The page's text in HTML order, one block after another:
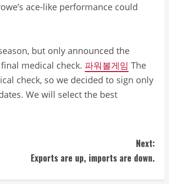
ace-like performance could
but only announced the
medical check. 파워볼게임 The
check, so we decided to sign only
We will select the best
Next:
Exports are up, imports are down.